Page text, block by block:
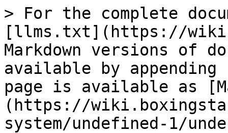
> For the complete
[llms.txt](https://
Markdown versions of
available by
page is available as
(https://
system/undefined-1/